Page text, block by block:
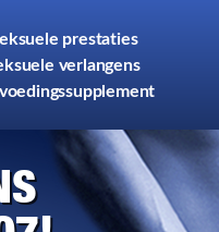
prestaties
verlangens